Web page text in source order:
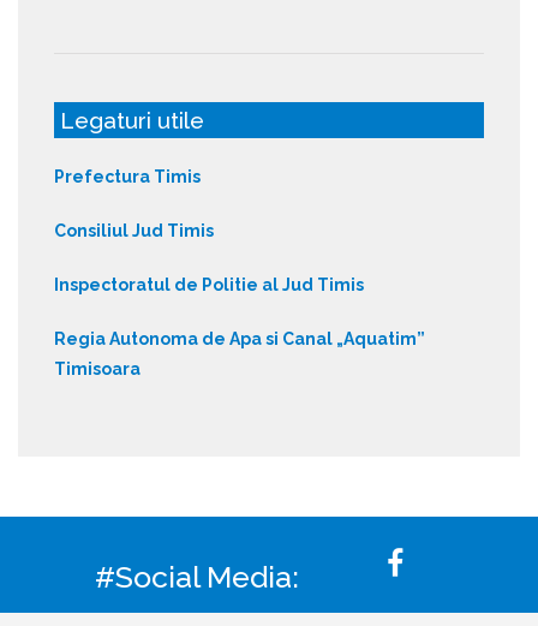
Legaturi utile
Prefectura Timis
Consiliul Jud Timis
Inspectoratul de Politie al Jud Timis
Regia Autonoma de Apa si Canal „Aquatim”
Timisoara
#Social Media: